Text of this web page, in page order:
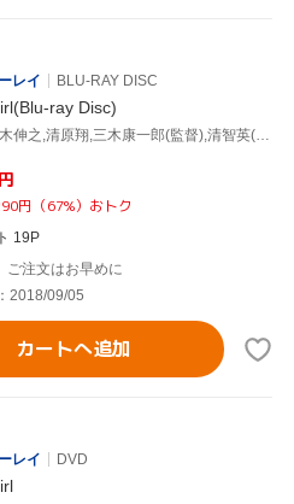
レイ
BLU-RAY DISC
ray Disc)
桐谷美玲,鈴木伸之,清原翔,三木康一郎(監督),清智英(原作),吉田恵里香(原作、脚本監修)
円
円（67%）おトク
19P
ご注文はお早めに
2018/09/05
カートへ追加
レイ
DVD